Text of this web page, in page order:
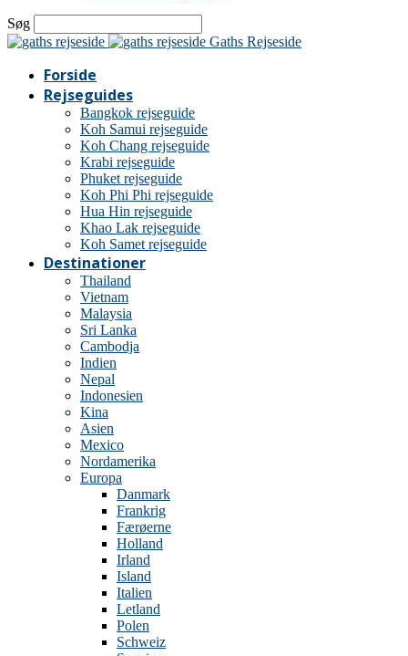
Søg
Gaths Rejseside
Forside
Rejseguides
Bangkok rejseguide
Koh Samui rejseguide
Koh Chang rejseguide
Krabi rejseguide
Phuket rejseguide
Koh Phi Phi rejseguide
Hua Hin rejseguide
Khao Lak rejseguide
Koh Samet rejseguide
Destinationer
Thailand
Vietnam
Malaysia
Sri Lanka
Cambodja
Indien
Nepal
Indonesien
Kina
Asien
Mexico
Nordamerika
Europa
Danmark
Frankrig
Færøerne
Holland
Irland
Island
Italien
Letland
Polen
Schweiz